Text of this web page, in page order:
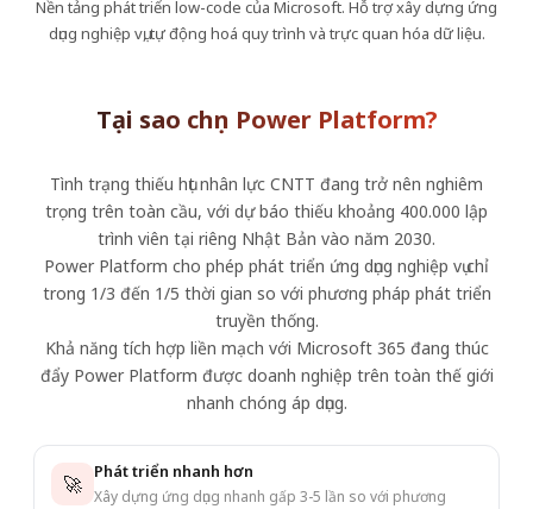
Nền tảng phát triển low-code của Microsoft. Hỗ trợ xây dựng ứng
dụng nghiệp vụ, tự động hoá quy trình và trực quan hóa dữ liệu.
Tại sao chọn Power Platform?
Tình trạng thiếu hụt nhân lực CNTT đang trở nên nghiêm
trọng trên toàn cầu, với dự báo thiếu khoảng 400.000 lập
trình viên tại riêng Nhật Bản vào năm 2030.
Power Platform cho phép phát triển ứng dụng nghiệp vụ chỉ
trong 1/3 đến 1/5 thời gian so với phương pháp phát triển
truyền thống.
Khả năng tích hợp liền mạch với Microsoft 365 đang thúc
đẩy Power Platform được doanh nghiệp trên toàn thế giới
nhanh chóng áp dụng.
🚀 Phát triển nhanh hơn
Xây dựng ứng dụng nhanh gấp 3-5 lần so với phương